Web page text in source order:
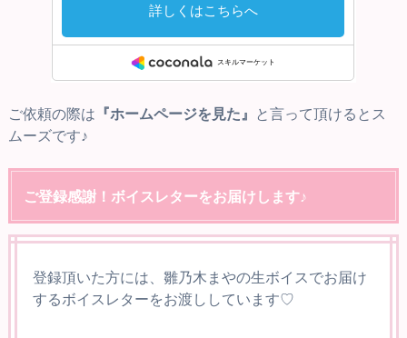
ご依頼の際は 『ホームページを見た』
と言って頂けるとス
ムーズです♪
ご登録感謝！ボイスレターをお届けします♪
登録頂いた方には、雛乃木まやの生ボイスでお届け
するボイスレターをお渡ししています♡